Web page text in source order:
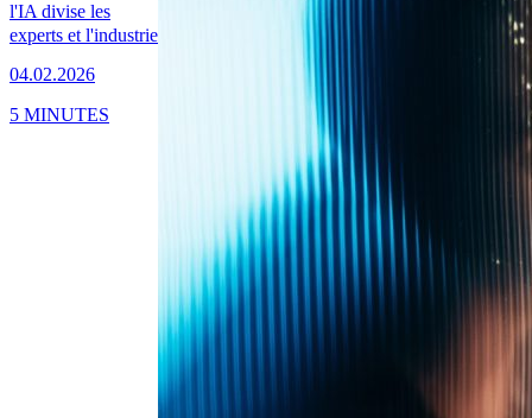
l'IA divise les
experts et l'industrie
04.02.2026
5 MINUTES